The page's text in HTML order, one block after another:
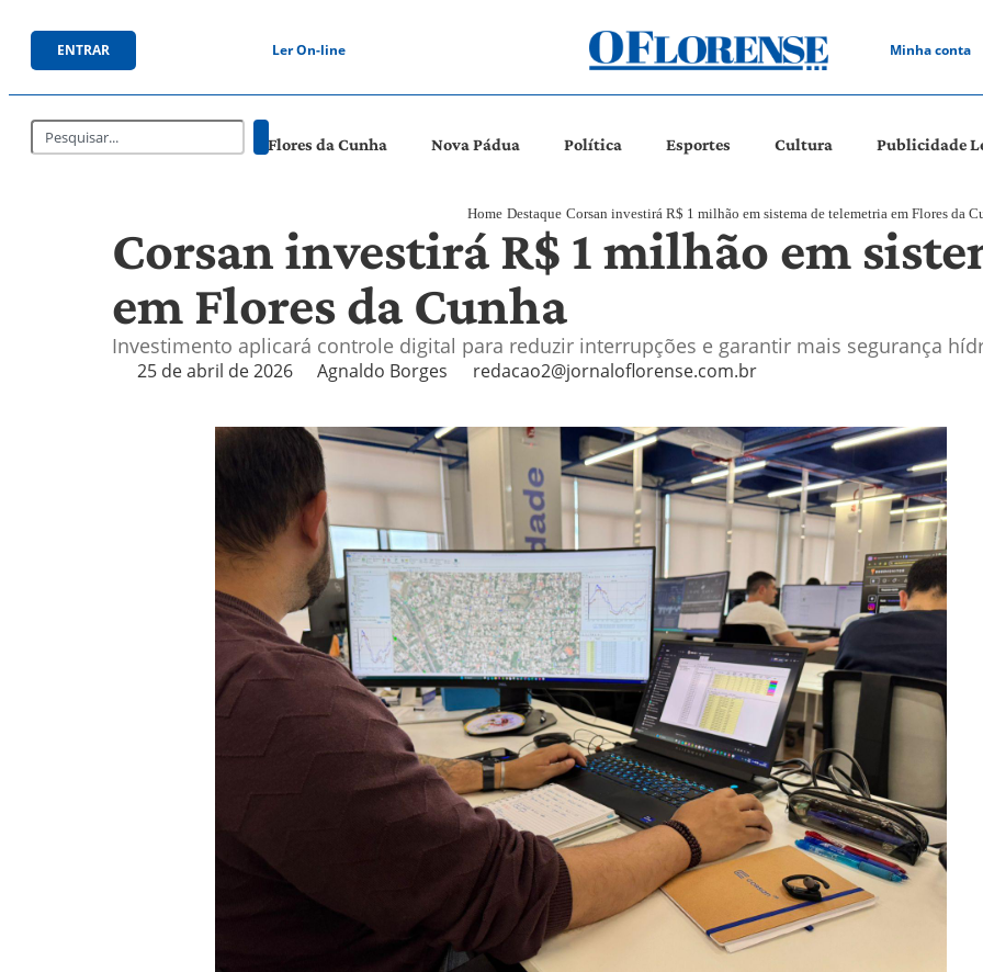
ENTRAR Ler On-line Minha conta
Flores da Cunha Nova Pádua Política Esportes Cultura Publicidade
Home Destaque Corsan investirá R$ 1 milhão em sistema de telemetria em Flores da
Corsan investirá R$ 1 milhão em
em Flores da Cunha
Investimento aplicará controle digital para reduzir interrupções e garantir mais segurança
25 de abril de 2026 Agnaldo Borges redacao2@jornaloflorense.com.br